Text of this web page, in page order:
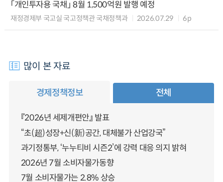
「개인투자용 국채」 8월 1,500억원 발행 예정
재정경제부 국고실 국고정책관 국채정책과 2026.07.29 6p
많이 본 자료
경제정책정보 전체
『2026년 세제개편안』 발표
“초(超)성장+신(新)공간, 대체불가 산업강국”
과기정통부, ‘누누티비 시즌2’에 강력 대응 의지 밝혀
2026년 7월 소비자물가동향
7월 소비자물가는 2.8% 상승